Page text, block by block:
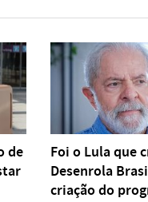
de
Foi o Lula que
Desenrola
criação do